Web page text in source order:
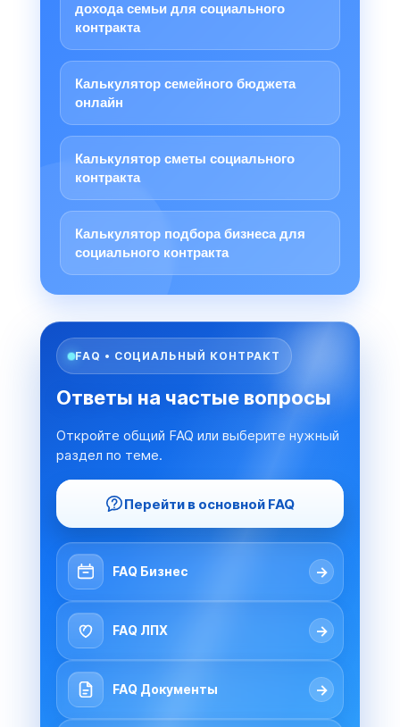
дохода семьи для социального
контракта
Калькулятор семейного бюджета
онлайн
Калькулятор сметы социального
контракта
Калькулятор подбора бизнеса для
социального контракта
FAQ • СОЦИАЛЬНЫЙ КОНТРАКТ
Ответы на частые вопросы
Откройте общий FAQ или выберите нужный
раздел по теме.
Перейти в основной FAQ
FAQ Бизнес →
FAQ ЛПХ →
FAQ Документы →